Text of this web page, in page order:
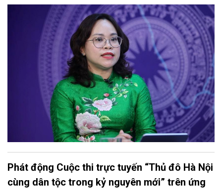
học 2026 - 2027. Phương án này vừa giúp tinh gọn đầu mối
quản lý, nâng cao hiệu quả khai thác cơ sở vật chất, vừa bảo
đảm nguyên tắc "không làm xáo trộn điểm học", giữ vững tâm
lý cho học sinh và phụ huynh. Trao đổi với Phóng viên Tạp chí
Người Hà Nội, đồng chí Trịnh Ngọc Trâm - UVBTV, Phó Chủ tịch
UBND phường Cửa Nam đã làm rõ nh
Phát động Cuộc thi trực tuyến “Thủ đô Hà Nội
cùng dân tộc trong kỷ nguyên mới” trên ứng